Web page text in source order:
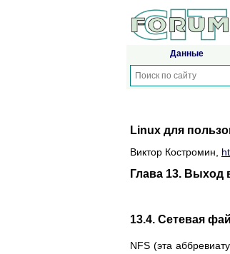
Данные
Linux для
Виктор Костромин,
Глава 13. Выход
13.4. Сетевая
NFS (эта